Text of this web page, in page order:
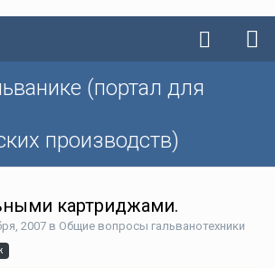
(портал для
производств)
картриджами.
2007 в Общие вопросы гальванотехники